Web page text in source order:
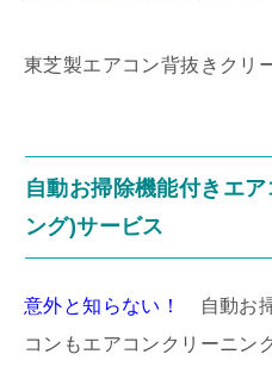
東芝製エアコン背抜きク
自動お掃除機能付きエ
ング)サービス
意外と知らない！
自動お
コンもエアコンクリーニン